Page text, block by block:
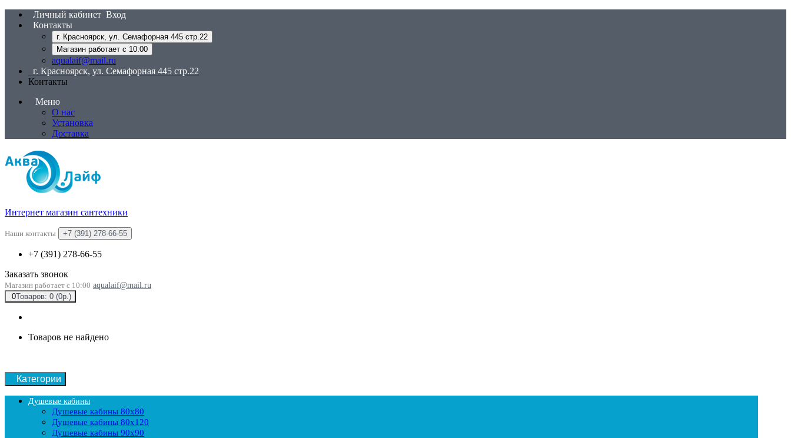
Личный кабинет Вход
Контакты
г. Красноярск, ул. Семафорная 445 стр.22
Магазин работает с 10:00
aqualaif@mail.ru
г. Красноярск, ул. Семафорная 445 стр.22
Контакты
Меню
О нас
Установка
Доставка
Интернет магазин сантехники
Наши контакты +7 (391) 278-66-55
+7 (391) 278-66-55
Заказать звонок
Магазин работает с 10:00 aqualaif@mail.ru
0Товаров: 0 (0р.)
Товаров не найдено
Категории
Душевые кабины
Душевые кабины 80x80
Душевые кабины 80x120
Душевые кабины 90х90